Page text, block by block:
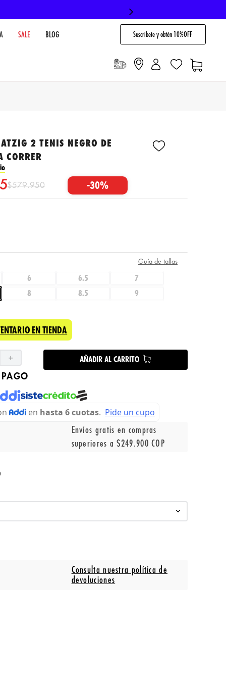
SALE BLOG Suscribete y obtén 10%OFF
2 TENIS NEGRO DE
CORRER
$579.950 -30%
6 6.5
7
8
8.5 9
Guía de tallas
EN TIENDA
＋ AÑADIR AL CARRITO
Envíos gratis en compras
superiores a $249.900 COP
Consulta nuestra política de
devoluciones